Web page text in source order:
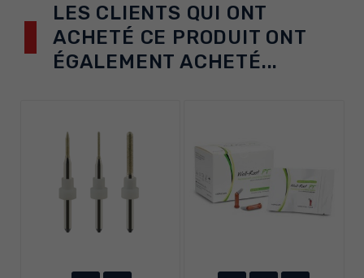
LES CLIENTS QUI ONT
ACHETÉ CE PRODUIT ONT
ÉGALEMENT ACHETÉ...